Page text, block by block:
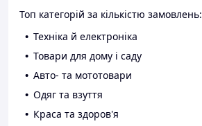
Топ категорій за кількістю замовлень:
Техніка й електроніка
Товари для дому і саду
Авто- та мототовари
Одяг та взуття
Краса та здоров'я